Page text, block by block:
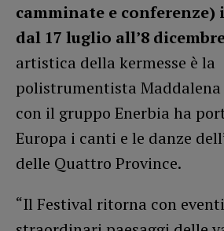
camminate e conferenze)
dal 17 luglio all’8
artistica della kermesse è la
polistrumentista Maddalena
con il gruppo Enerbia ha
Europa i canti e le danze
delle Quattro Province.
“Il Festival ritorna con